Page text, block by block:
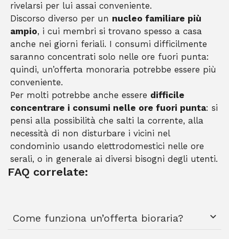
rivelarsi per lui assai conveniente.
Discorso diverso per un nucleo familiare più
ampio, i cui membri si trovano spesso a casa
anche nei giorni feriali. I consumi difficilmente
saranno concentrati solo nelle ore fuori punta:
quindi, un’offerta monoraria potrebbe essere più
conveniente.
Per molti potrebbe anche essere difficile
concentrare i consumi nelle ore fuori punta: si
pensi alla possibilità che salti la corrente, alla
necessità di non disturbare i vicini nel
condominio usando elettrodomestici nelle ore
serali, o in generale ai diversi bisogni degli utenti.
FAQ correlate:
Come funziona un’offerta bioraria?